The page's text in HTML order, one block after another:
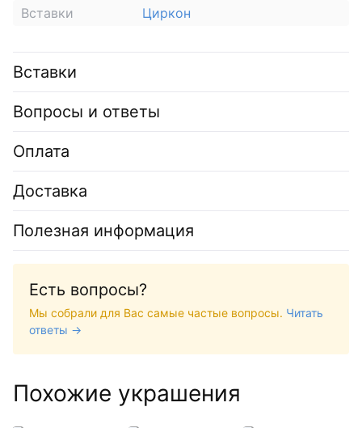
Вставки
Циркон
Вставки
Вопросы и ответы
Оплата
Доставка
Полезная информация
Есть вопросы?
Мы собрали для Вас самые частые вопросы. Читать
ответы →
Похожие украшения